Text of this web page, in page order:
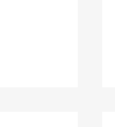
and Ser­vice